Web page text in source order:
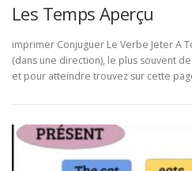
Les Temps Aperçu
imprimer Conjuguer Le Verbe Jeter A
(dans une direction), le plus souvent
et pour atteindre trouvez sur cette